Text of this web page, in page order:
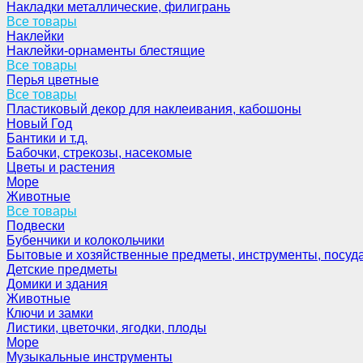
Накладки металлические, филигрань
Все товары
Наклейки
Наклейки-орнаменты блестящие
Все товары
Перья цветные
Все товары
Пластиковый декор для наклеивания, кабошоны
Новый Год
Бантики и т.д.
Бабочки, стрекозы, насекомые
Цветы и растения
Море
Животные
Все товары
Подвески
Бубенчики и колокольчики
Бытовые и хозяйственные предметы, инструменты,
Детские предметы
Домики и здания
Животные
Ключи и замки
Листики, цветочки, ягодки, плоды
Море
Музыкальные инструменты